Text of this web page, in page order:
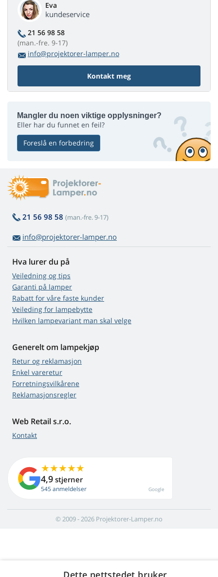
Eva
kundeservice
21 56 98 58
(man.-fre. 9-17)
info@projektorer-lamper.no
Kontakt meg
Mangler du noen viktige opplysninger?
Eller har du funnet en feil?
Foreslå en forbedring
21 56 98 58 (man.-fre. 9-17)
info@projektorer-lamper.no
Hva lurer du på
Veiledning og tips
Garanti på lamper
Rabatt for våre faste kunder
Veileding for lampebytte
Hvilken lampevariant man skal velge
Generelt om lampekjøp
Retur og reklamasjon
Enkel vareretur
Forretningsvilkårene
Reklamasjonsregler
Web Retail s.r.o.
Kontakt
4,9 stjerner
545 anmeldelser Google
© 2009 - 2026 Projektorer-Lamper.no
Dette nettstedet bruker